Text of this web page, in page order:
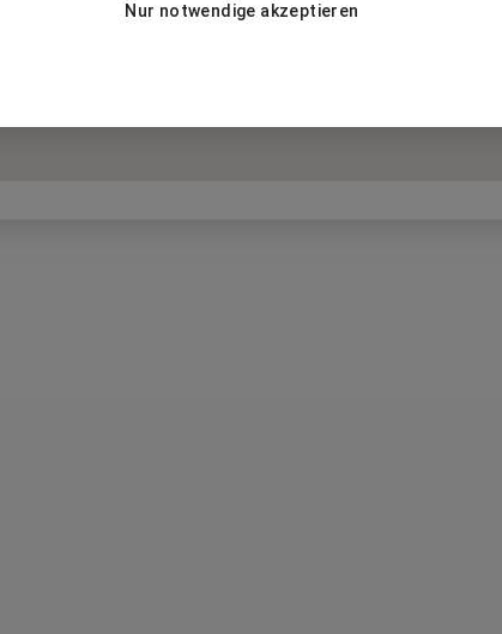
Nur notwendige akzeptieren